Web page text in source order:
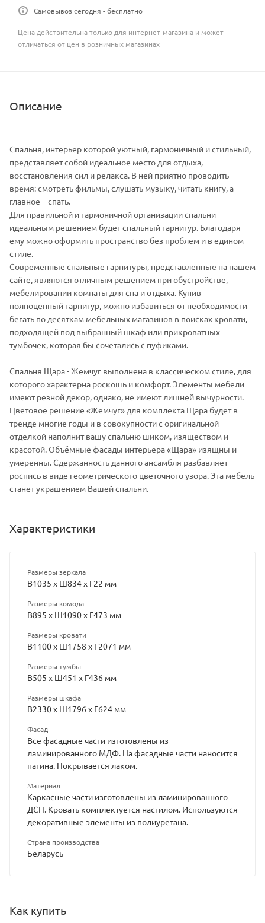
Самовывоз сегодня - бесплатно
Цена действительна только для интернет-магазина и может
отличаться от цен в розничных магазинах
Описание
Спальня, интерьер которой уютный, гармоничный и стильный,
представляет собой идеальное место для отдыха,
восстановления сил и релакса. В ней приятно проводить
время: смотреть фильмы, слушать музыку, читать книгу, а
главное – спать.
Для правильной и гармоничной организации спальни
идеальным решением будет спальный гарнитур. Благодаря
ему можно оформить пространство без проблем и в едином
стиле.
Современные спальные гарнитуры, представленные на нашем
сайте, являются отличным решением при обустройстве,
мебелировании комнаты для сна и отдыха. Купив
полноценный гарнитур, можно избавиться от необходимости
бегать по десяткам мебельных магазинов в поисках кровати,
подходящей под выбранный шкаф или прикроватных
тумбочек, которая бы сочетались с пуфиками.
Спальня Щара - Жемчуг выполнена в классическом стиле, для
которого характерна роскошь и комфорт. Элементы мебели
имеют резной декор, однако, не имеют лишней вычурности.
Цветовое решение «Жемчуг» для комплекта Щара будет в
тренде многие годы и в совокупности с оригинальной
отделкой наполнит вашу спальню шиком, изяществом и
красотой. Объёмные фасады интерьера «Щара» изящны и
умеренны. Сдержанность данного ансамбля разбавляет
роспись в виде геометрического цветочного узора. Эта мебель
станет украшением Вашей спальни.
Характеристики
Размеры зеркала
В1035 х Ш834 х Г22 мм
Размеры комода
В895 х Ш1090 х Г473 мм
Размеры кровати
В1100 х Ш1758 х Г2071 мм
Размеры тумбы
В505 х Ш451 х Г436 мм
Размеры шкафа
В2330 х Ш1796 х Г624 мм
Фасад
Все фасадные части изготовлены из
ламинированного МДФ. На фасадные части наносится
патина. Покрывается лаком.
Материал
Каркасные части изготовлены из ламинированного
ДСП. Кровать комплектуется настилом. Используются
декоративные элементы из полиуретана.
Страна производства
Беларусь
Как купить